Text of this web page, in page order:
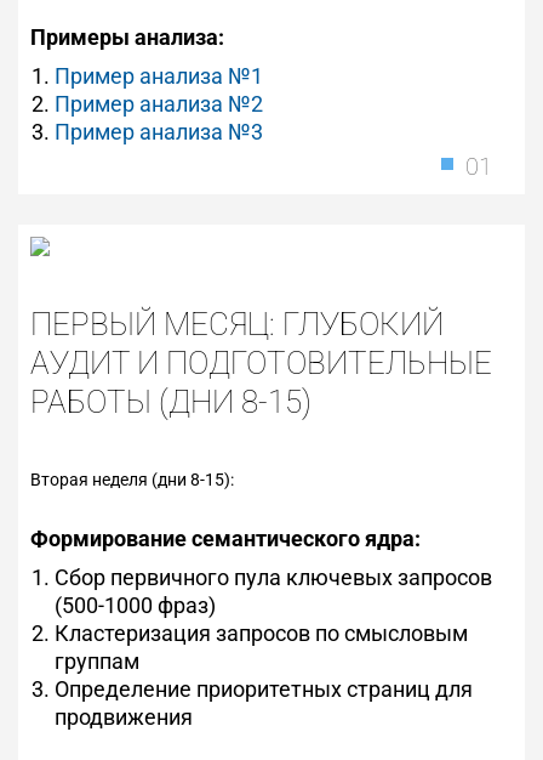
Примеры анализа:
Пример анализа №1
Пример анализа №2
Пример анализа №3
01
ПЕРВЫЙ МЕСЯЦ: ГЛУБОКИЙ
АУДИТ И ПОДГОТОВИТЕЛЬНЫЕ
РАБОТЫ (ДНИ 8-15)
Вторая неделя (дни 8-15):
Формирование семантического ядра:
Сбор первичного пула ключевых запросов
(500-1000 фраз)
Кластеризация запросов по смысловым
группам
Определение приоритетных страниц для
продвижения